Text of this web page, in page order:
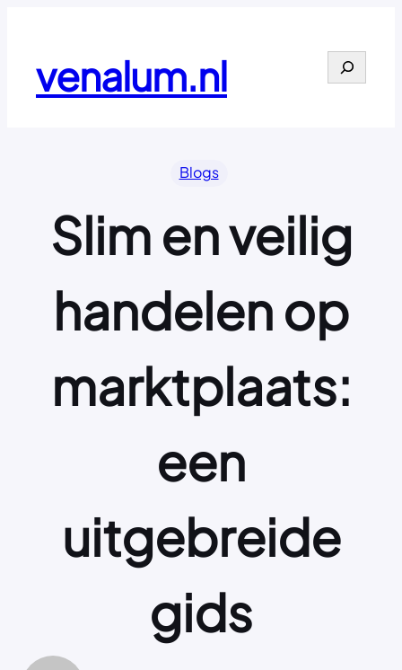
inhoudvenalum.nl Search
Blogs
Slim en veilig
handelen op
marktplaats:
een
uitgebreide
gids